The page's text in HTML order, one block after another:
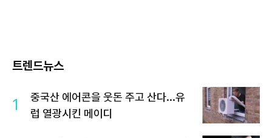
트렌드뉴스
1
중국산 에어콘을 웃돈 주고 산다...유
럽 열광시킨 메이디